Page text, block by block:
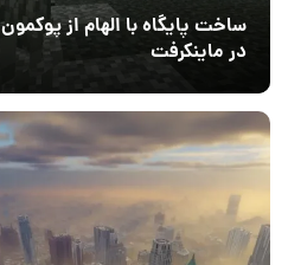
ساخت پایگاه با الهام از پوکمون
در ماینکرفت